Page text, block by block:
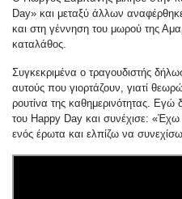
Day» και μεταξύ άλλων
και στη γέννηση του μωρού της
καταλάθος.
Συγκεκριμένα ο τραγουδιστής
αυτούς που γιορτάζουν, γιατί
ρουτίνα της καθημερινότητας. Εγώ
του Happy Day και συνέχισε: «Έχω
ενός έρωτα και ελπίζω να